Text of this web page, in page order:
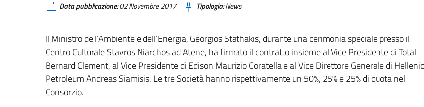
Data pubblicazione:02 Novembre 2017 Tipologia:News
Il Ministro dell’Ambiente e dell’Energia, Georgios Stathakis, durante una cerimonia speciale presso il
Centro Culturale Stavros Niarchos ad Atene, ha firmato il contratto insieme al Vice Presidente di Total
Bernard Clement, al Vice Presidente di Edison Maurizio Coratella e al Vice Direttore Generale di Hellenic
Petroleum Andreas Siamisis. Le tre Società hanno rispettivamente un 50%, 25% e 25% di quota nel
Consorzio.